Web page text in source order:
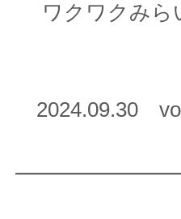
ワクワクみら
2024.09.30